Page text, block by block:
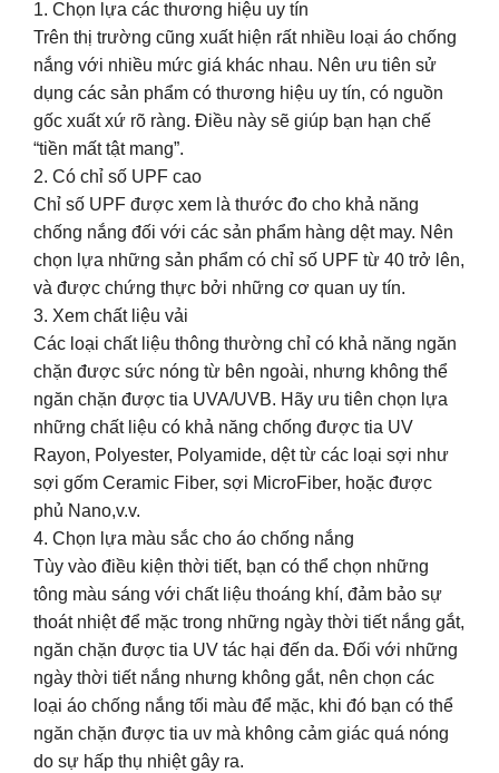
1. Chọn lựa các thương hiệu uy tín
Trên thị trường cũng xuất hiện rất nhiều loại áo chống
nắng với nhiều mức giá khác nhau. Nên ưu tiên sử
dụng các sản phẩm có thương hiệu uy tín, có nguồn
gốc xuất xứ rõ ràng. Điều này sẽ giúp bạn hạn chế
“tiền mất tật mang”.
2. Có chỉ số UPF cao
Chỉ số UPF được xem là thước đo cho khả năng
chống nắng đối với các sản phẩm hàng dệt may. Nên
chọn lựa những sản phẩm có chỉ số UPF từ 40 trở lên,
và được chứng thực bởi những cơ quan uy tín.
3. Xem chất liệu vải
Các loại chất liệu thông thường chỉ có khả năng ngăn
chặn được sức nóng từ bên ngoài, nhưng không thể
ngăn chặn được tia UVA/UVB. Hãy ưu tiên chọn lựa
những chất liệu có khả năng chống được tia UV
Rayon, Polyester, Polyamide, dệt từ các loại sợi như
sợi gốm Ceramic Fiber, sợi MicroFiber, hoặc được
phủ Nano,v.v.
4. Chọn lựa màu sắc cho áo chống nắng
Tùy vào điều kiện thời tiết, bạn có thể chọn những
tông màu sáng với chất liệu thoáng khí, đảm bảo sự
thoát nhiệt để mặc trong những ngày thời tiết nắng gắt,
ngăn chặn được tia UV tác hại đến da. Đối với những
ngày thời tiết nắng nhưng không gắt, nên chọn các
loại áo chống nắng tối màu để mặc, khi đó bạn có thể
ngăn chặn được tia uv mà không cảm giác quá nóng
do sự hấp thụ nhiệt gây ra.